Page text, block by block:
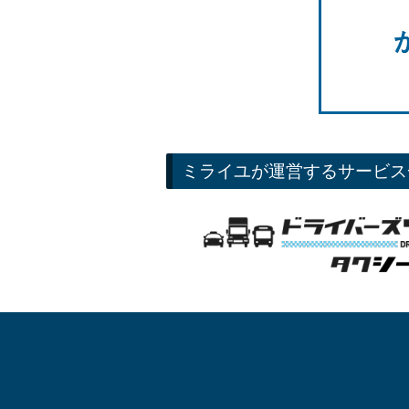
ミライユが運営するサービ